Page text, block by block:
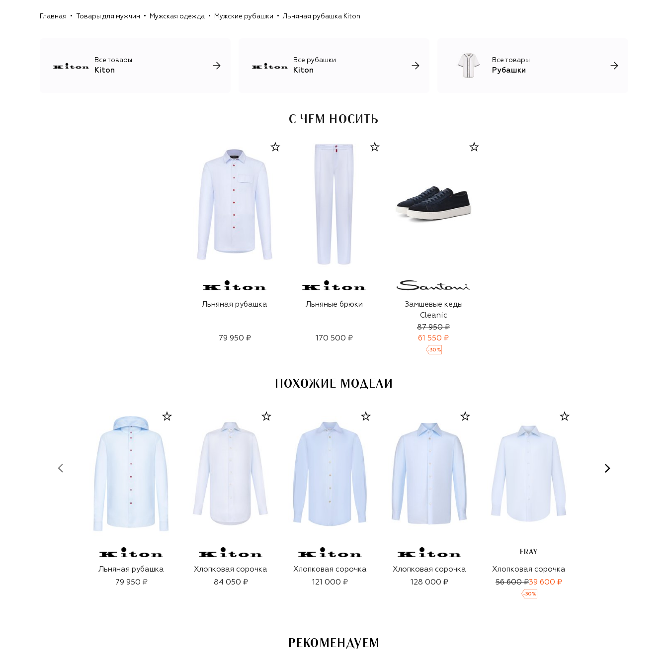
женщин, роскошные базовые вещи, обувь и аксессуары.
Главная Товары для мужчин Мужская одежда Мужские рубашки Льняная рубашка Kiton
Все товары
Kiton
Все рубашки
Kiton
Все товары
Рубашки
С ЧЕМ НОСИТЬ
Льняная рубашка
79 950 ₽
Льняные брюки
170 500 ₽
Замшевые кеды
Cleanic
87 950 ₽
61 550 ₽
-30 %
ПОХОЖИЕ МОДЕЛИ
Льняная рубашка
79 950 ₽
Хлопковая сорочка
84 050 ₽
Хлопковая сорочка
121 000 ₽
Хлопковая сорочка
128 000 ₽
FRAY
Хлопковая сорочка
56 600 ₽39 600 ₽
-30 %
РЕКОМЕНДУЕМ